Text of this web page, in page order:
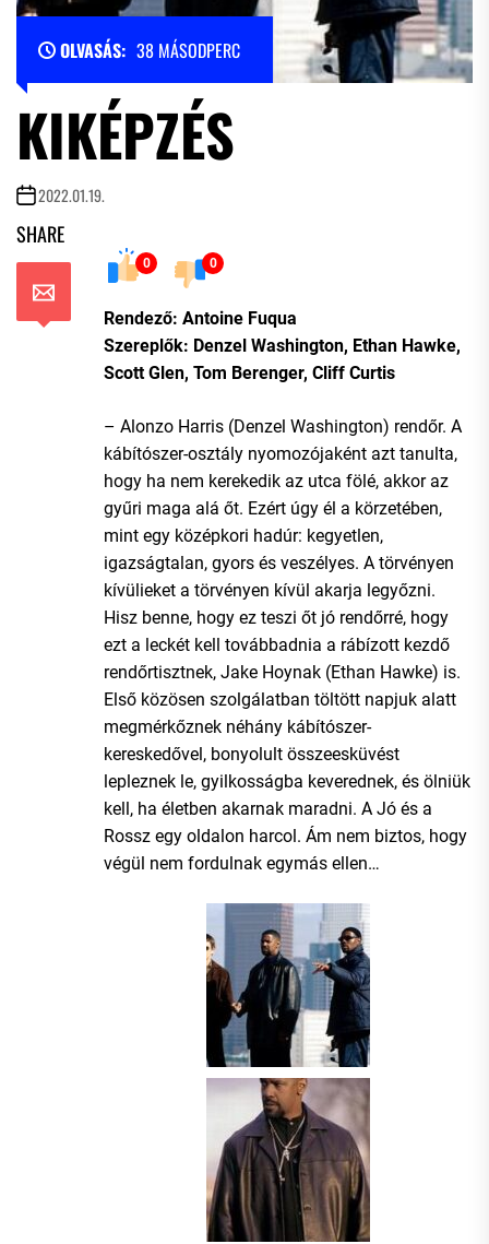
OLVASÁS: 38 MÁSODPERC
KIKÉPZÉS
2022.01.19.
SHARE
0 0
Rendező: Antoine Fuqua
Szereplők: Denzel Washington, Ethan Hawke,
Scott Glen, Tom Berenger, Cliff Curtis
– Alonzo Harris (Denzel Washington) rendőr. A
kábítószer-osztály nyomozójaként azt tanulta,
hogy ha nem kerekedik az utca fölé, akkor az
gyűri maga alá őt. Ezért úgy él a körzetében,
mint egy középkori hadúr: kegyetlen,
igazságtalan, gyors és veszélyes. A törvényen
kívülieket a törvényen kívül akarja legyőzni.
Hisz benne, hogy ez teszi őt jó rendőrré, hogy
ezt a leckét kell továbbadnia a rábízott kezdő
rendőrtisztnek, Jake Hoynak (Ethan Hawke) is.
Első közösen szolgálatban töltött napjuk alatt
megmérkőznek néhány kábítószer-
kereskedővel, bonyolult összeesküvést
lepleznek le, gyilkosságba keverednek, és ölniük
kell, ha életben akarnak maradni. A Jó és a
Rossz egy oldalon harcol. Ám nem biztos, hogy
végül nem fordulnak egymás ellen…